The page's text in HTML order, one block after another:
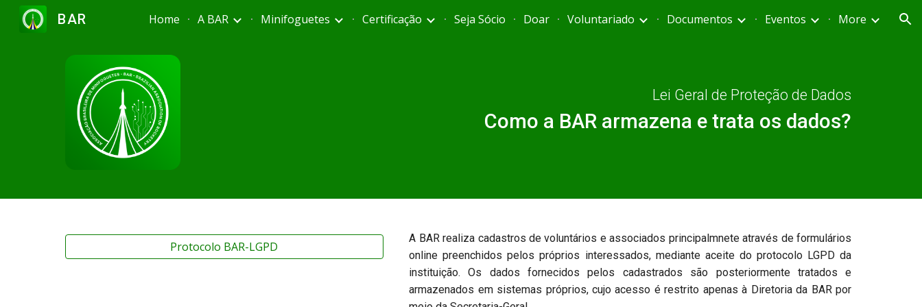
Skip to main content Skip to navigation
BAR Home A BAR Minifoguetes Certificação Seja Sócio Doar Voluntariado Documentos Eventos More
Lei Geral de Proteção de Dados
Como a BAR armazena e trata os dados?
Protocolo BAR-LGPD
A BAR realiza cadastros de voluntários e associados principalmnete através de formulários
online preenchidos pelos próprios interessados, mediante aceite do protocolo LGPD da
instituição. Os dados fornecidos pelos cadastrados são posteriormente tratados e
armazenados em sistemas próprios, cujo acesso é restrito apenas à Diretoria da BAR por